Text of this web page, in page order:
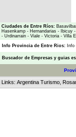
Ciudades de Entre Ríos:
Hasenkamp - Hernandarias - Ibicuy -
- Urdinarrain - Viale - Victoria - Villa
Info Provincia de Entre Rios:
Buscador de Empresas y guias
Links: Argentina Turismo